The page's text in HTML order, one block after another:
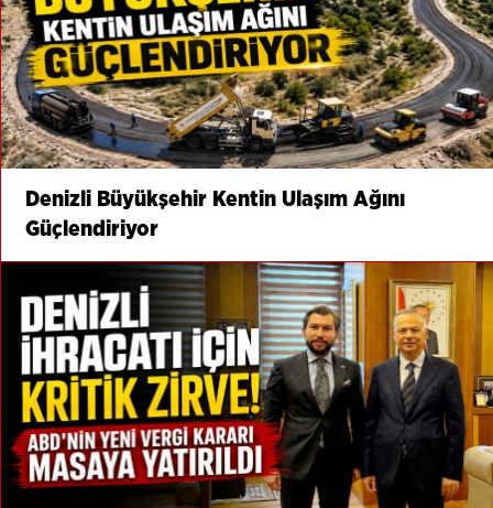
Denizli Büyükşehir Kentin Ulaşım Ağını
Güçlendiriyor